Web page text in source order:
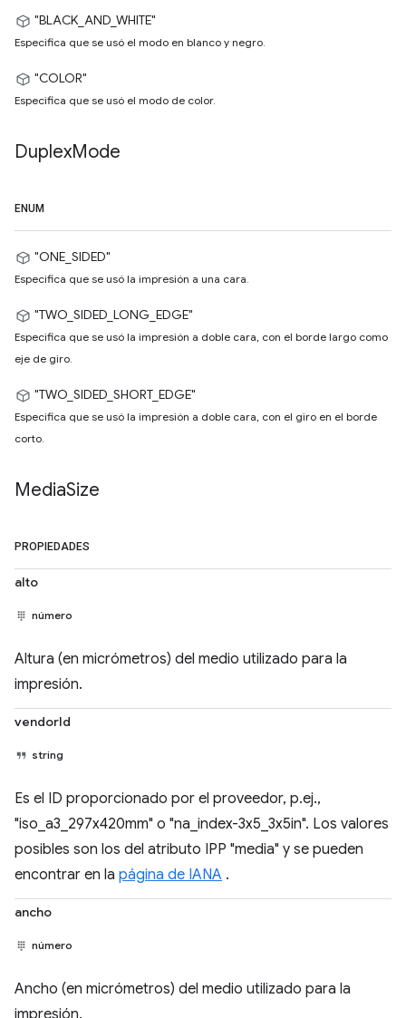
"BLACK_AND_WHITE"
Especifica que se usó el modo en blanco y negro.
"COLOR"
Especifica que se usó el modo de color.
DuplexMode
ENUM
"ONE_SIDED"
Especifica que se usó la impresión a una cara.
"TWO_SIDED_LONG_EDGE"
Especifica que se usó la impresión a doble cara, con el borde largo como
eje de giro.
"TWO_SIDED_SHORT_EDGE"
Especifica que se usó la impresión a doble cara, con el giro en el borde
corto.
MediaSize
PROPIEDADES
alto
número
Altura (en micrómetros) del medio utilizado para la
impresión.
vendorId
string
Es el ID proporcionado por el proveedor, p.ej.,
"iso_a3_297x420mm" o "na_index-3x5_3x5in". Los valores
posibles son los del atributo IPP "media" y se pueden
encontrar en la página de IANA .
ancho
número
Ancho (en micrómetros) del medio utilizado para la
impresión.